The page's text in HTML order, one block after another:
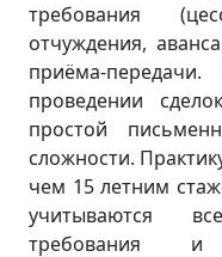
требования
отчуждения,
приёма-
проведении
простой
сложности.
чем 15 летним
учитываются
требования и